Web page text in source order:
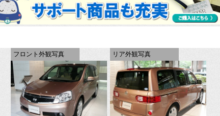
フロント外観写真 リア外観写真